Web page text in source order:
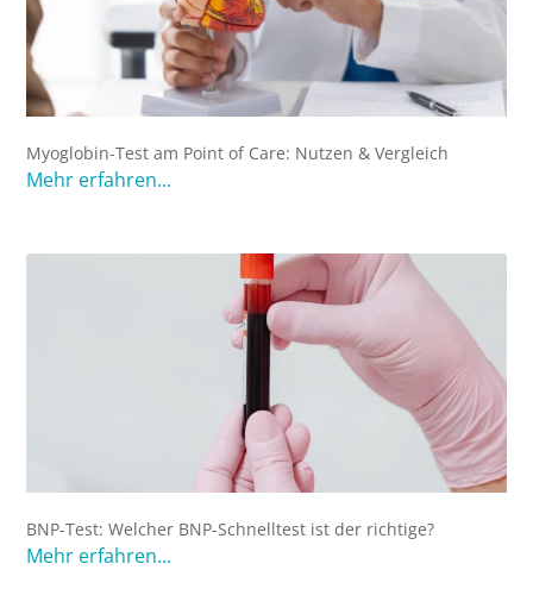
Myoglobin-Test am Point of Care: Nutzen & Vergleich
Mehr erfahren...
BNP-Test: Welcher BNP-Schnelltest ist der richtige?
Mehr erfahren...